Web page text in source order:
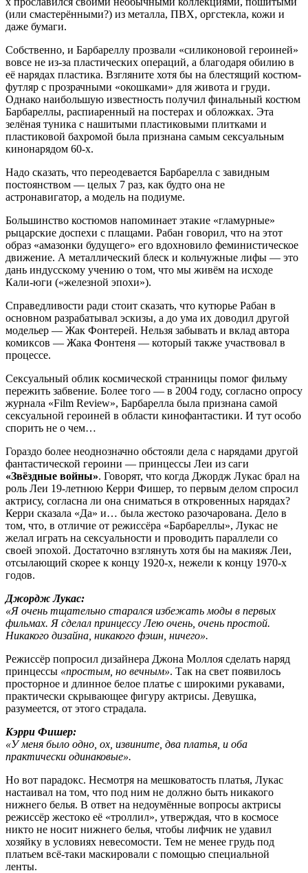
(или смастерёнными?) из металла, ПВХ, оргстекла, кожи и
даже бумаги.
Собственно, и Барбареллу прозвали «силиконовой героиней»
вовсе не из-за пластических операций, а благодаря обилию в
её нарядах пластика. Взгляните хотя бы на блестящий костюм-
футляр с прозрачными «окошками» для живота и груди.
Однако наибольшую известность получил финальный костюм
Барбареллы, распиаренный на постерах и обложках. Эта
зелёная туника с нашитыми пластиковыми плитками и
пластиковой бахромой была признана самым сексуальным
кинонарядом 60-х.
Надо сказать, что переодевается Барбарелла с завидным
постоянством — целых 7 раз, как будто она не
астронавигатор, а модель на подиуме.
Большинство костюмов напоминает этакие «гламурные»
рыцарские доспехи с плащами. Рабан говорил, что на этот
образ «амазонки будущего» его вдохновило феминистическое
движение. А металлический блеск и кольчужные лифы — это
дань индусскому учению о том, что мы живём на исходе
Кали-юги («железной эпохи»).
Справедливости ради стоит сказать, что кутюрье Рабан в
основном разрабатывал эскизы, а до ума их доводил другой
модельер — Жак Фонтерей. Нельзя забывать и вклад автора
комиксов — Жака Фонтеня — который также участвовал в
процессе.
Сексуальный облик космической странницы помог фильму
пережить забвение. Более того — в 2004 году, согласно опросу
журнала «Film Review», Барбарелла была признана самой
сексуальной героиней в области кинофантастики. И тут особо
спорить не о чем…
Гораздо более неоднозначно обстояли дела с нарядами другой
фантастической героини — принцессы Леи из саги
«Звёздные войны». Говорят, что когда Джордж Лукас брал на
роль Леи 19-летнюю Керри Фишер, то первым делом спросил
актрису, согласна ли она сниматься в откровенных нарядах?
Керри сказала «Да» и… была жестоко разочарована. Дело в
том, что, в отличие от режиссёра «Барбареллы», Лукас не
желал играть на сексуальности и проводить параллели со
своей эпохой. Достаточно взглянуть хотя бы на макияж Леи,
отсылающий скорее к концу 1920-х, нежели к концу 1970-х
годов.
Джордж Лукас:
«Я очень тщательно старался избежать моды в первых
фильмах. Я сделал принцессу Лею очень, очень простой.
Никакого дизайна, никакого фэшн, ничего».
Режиссёр попросил дизайнера Джона Моллоя сделать наряд
принцессы «простым, но вечным». Так на свет появилось
просторное и длинное белое платье с широкими рукавами,
практически скрывающее фигуру актрисы. Девушка,
разумеется, от этого страдала.
Кэрри Фишер:
«У меня было одно, ох, извините, два платья, и оба
практически одинаковые».
Но вот парадокс. Несмотря на мешковатость платья, Лукас
настаивал на том, что под ним не должно быть никакого
нижнего белья. В ответ на недоумённые вопросы актрисы
режиссёр жестоко её «троллил», утверждая, что в космосе
никто не носит нижнего белья, чтобы лифчик не удавил
хозяйку в условиях невесомости. Тем не менее грудь под
платьем всё-таки маскировали с помощью специальной
ленты.